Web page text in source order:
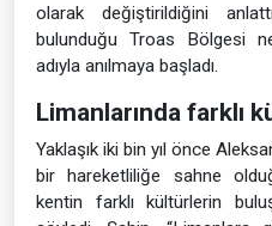
olarak değiştirildiğini
bulunduğu Troas Bölgesi
adıyla anılmaya başladı.
Limanlarında farklı
Yaklaşık iki bin yıl önce
bir hareketliliğe sahne
kentin farklı kültürlerin